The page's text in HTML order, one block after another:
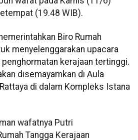
(19.48 WIB).
Biro Rumah
menyelenggarakan upacara
kerajaan tertinggi.
disemayamkan di Aula
di dalam Kompleks Istana
wafatnya Putri
Tangga Kerajaan